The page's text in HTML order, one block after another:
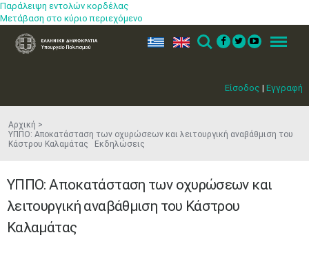
Παράλειψη εντολών κορδέλας
Μετάβαση στο κύριο περιεχόμενο
Είσοδος | Εγγραφή
ελ en Search Menu
Αρχική
ΥΠΠΟ: Αποκατάσταση των οχυρώσεων και λειτουργική αναβάθμιση του
Κάστρου Καλαμάτας Εκδηλώσεις
ΥΠΠΟ: Αποκατάσταση των οχυρώσεων και
λειτουργική αναβάθμιση του Κάστρου
Καλαμάτας